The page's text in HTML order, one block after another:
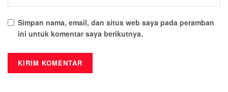
Simpan nama, email, dan situs web saya pada peramban
ini untuk komentar saya berikutnya.